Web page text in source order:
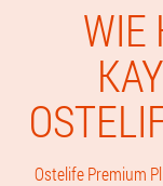
WIE
Ostelife Premium